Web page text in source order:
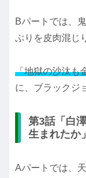
Bパートでは、
ぶりを皮肉混じ
「地獄の沙汰も
に、ブラックジ
第3話「白
生まれたか」
Aパートでは、